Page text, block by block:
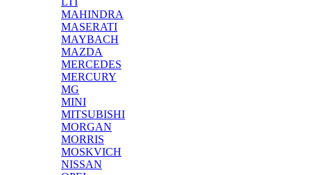
MAHINDRA
MASERATI
MAYBACH
MAZDA
MERCEDES
MERCURY
MG
MINI
MITSUBISHI
MORGAN
MORRIS
MOSKVICH
NISSAN